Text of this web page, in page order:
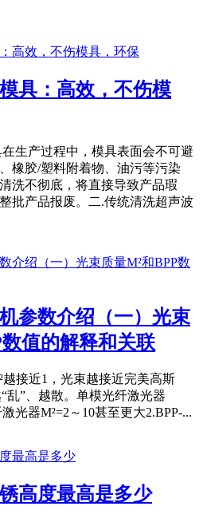
具：高效，不伤模
生产过程中，模具表面会不可避
橡胶/塑料附着物、油污等污染
洗不彻底，将直接导致产品瑕
批产品报废。二.传统清洗超声波
参数介绍（一）光束
值的解释和关联
越接近1，光束越接近完美高斯
乱”、越散。单模光纤激光器
光器M²=2～10甚至更大2.BPP-...
高度最高是多少